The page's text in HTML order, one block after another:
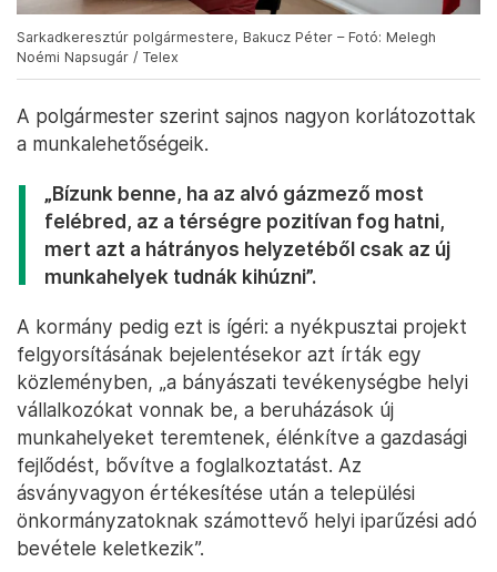
Sarkadkeresztúr polgármestere, Bakucz Péter – Fotó: Melegh
Noémi Napsugár / Telex
A polgármester szerint sajnos nagyon korlátozottak
a munkalehetőségeik.
„Bízunk benne, ha az alvó gázmező most
felébred, az a térségre pozitívan fog hatni,
mert azt a hátrányos helyzetéből csak az új
munkahelyek tudnák kihúzni”.
A kormány pedig ezt is ígéri: a nyékpusztai projekt
felgyorsításának bejelentésekor azt írták egy
közleményben, „a bányászati tevékenységbe helyi
vállalkozókat vonnak be, a beruházások új
munkahelyeket teremtenek, élénkítve a gazdasági
fejlődést, bővítve a foglalkoztatást. Az
ásványvagyon értékesítése után a települési
önkormányzatoknak számottevő helyi iparűzési adó
bevétele keletkezik”.